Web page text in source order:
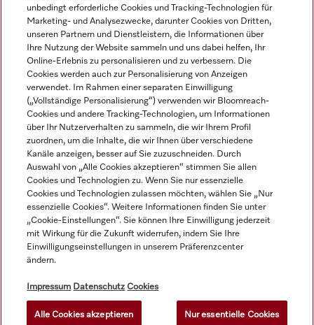
Navigation
Service
Dekorationsmaterial.
unbedingt erforderliche Cookies und Tracking-Technologien für
Marketing- und Analysezwecke, darunter Cookies von Dritten,
unseren Partnern und Dienstleistern, die Informationen über
Ihre Nutzung der Website sammeln und uns dabei helfen, Ihr
Online-Erlebnis zu personalisieren und zu verbessern. Die
Cookies werden auch zur Personalisierung von Anzeigen
verwendet. Im Rahmen einer separaten Einwilligung
(„Vollständige Personalisierung“) verwenden wir Bloomreach-
Cookies und andere Tracking-Technologien, um Informationen
über Ihr Nutzerverhalten zu sammeln, die wir Ihrem Profil
zuordnen, um die Inhalte, die wir Ihnen über verschiedene
Kanäle anzeigen, besser auf Sie zuzuschneiden. Durch
Auswahl von „Alle Cookies akzeptieren“ stimmen Sie allen
Cookies und Technologien zu. Wenn Sie nur essenzielle
Cookies und Technologien zulassen möchten, wählen Sie „Nur
essenzielle Cookies“. Weitere Informationen finden Sie unter
„Cookie-Einstellungen“. Sie können Ihre Einwilligung jederzeit
mit Wirkung für die Zukunft widerrufen, indem Sie Ihre
Einwilligungseinstellungen in unserem Präferenzcenter
ändern.
Impressum Datenschutz Cookies
Alle Cookies akzeptieren Nur essentielle Cookies